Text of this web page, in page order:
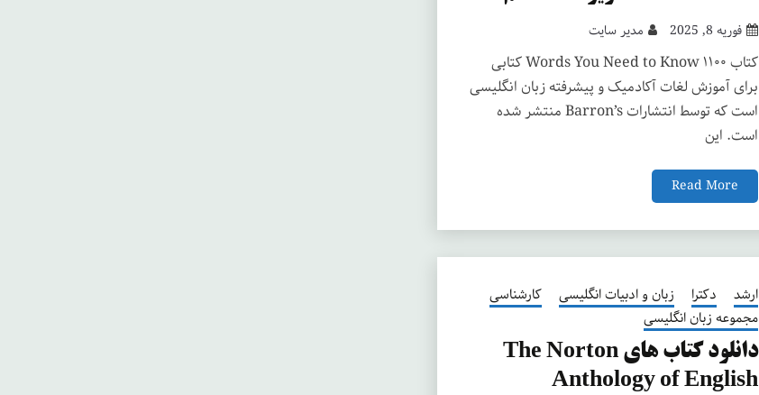
فوریه 8, 2025 مدیر سایت
کتاب ۱۱۰۰ Words You Need to Know کتابی
برای آموزش لغات آکادمیک و پیشرفته زبان انگلیسی
است که توسط انتشارات Barron’s منتشر شده
است. این
Read More
ارشد دکترا زبان و ادبیات انگلیسی
کارشناسی
مجموعه زبان انگلیسی
دانلود کتاب های The Norton
Anthology of English